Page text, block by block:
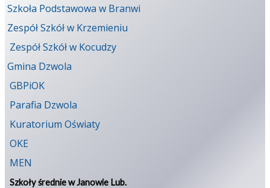
Szkoła Podstawowa w Branwi
Zespół Szkół w Krzemieniu
Zespół Szkół w Kocudzy
Gmina Dzwola
GBPiOK
Parafia Dzwola
Kuratorium Oświaty
OKE
MEN
Szkoły średnie w Janowie Lub.